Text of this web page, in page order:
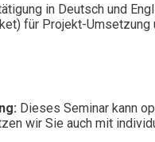
in Deutsch und
für Projekt-
Dieses Seminar kann
wir Sie auch mit